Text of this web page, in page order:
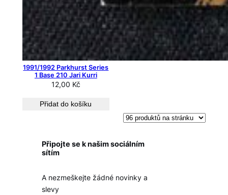
1991/1992 Parkhurst Series
1 Base 210 Jari Kurri
12,00 Kč
Přidat do košíku
Připojte se k našim sociálním
sítím
A nezmeškejte žádné novinky a
slevy